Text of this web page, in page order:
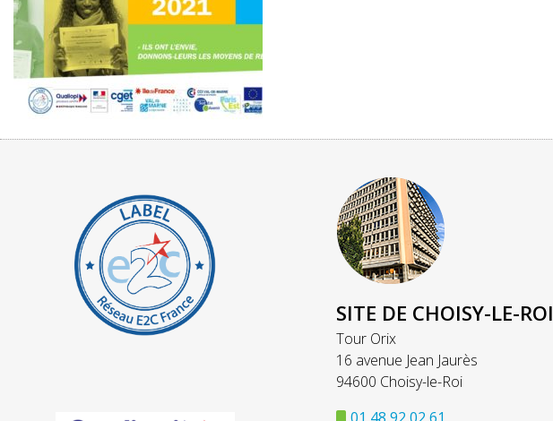
SITE DE CHOISY-LE-ROI
Tour Orix
16 avenue Jean Jaurès
94600 Choisy-le-Roi